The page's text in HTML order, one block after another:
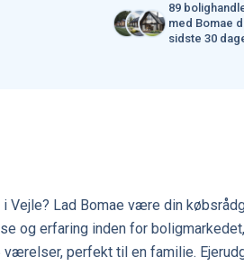
89
med Bomae
sidste 30
i Vejle? Lad Bomae være din
og erfaring inden for
værelser, perfekt til en familie.